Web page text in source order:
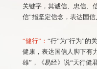
关键字，其诚信、忠信、
信”指坚定信念，表达国信
“健行”： “行”为“行为”的
健康，表达国信人脚下有
雄”，《易经》说“天行健